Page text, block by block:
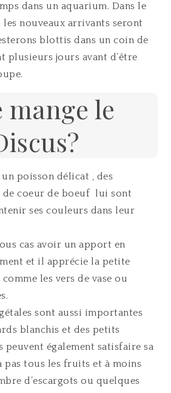
dans un aquarium. Dans le
nouveaux arrivants seront
blottis dans un coin de
plusieurs jours avant d’être
mange le
un poisson délicat , des
de coeur de boeuf lui sont
ses couleurs dans leur
cas avoir un apport en
et il apprécie la petite
les vers de vase ou
sont aussi importantes
blanchis et des petits
également satisfaire sa
pas tous les fruits et à moins
d’escargots ou quelques